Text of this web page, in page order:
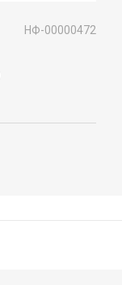
НФ-00000472